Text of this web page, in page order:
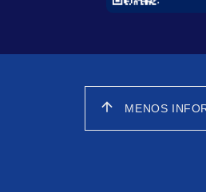
arrow_upward MENOS